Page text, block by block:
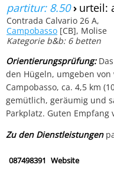
partitur: 8.50› urteil:
Contrada Calvario 26 A,
Campobasso [CB], Molise
Kategorie b&b: 6 betten
Orientierungsprüfung:
den Hügeln, umgeben
Campobasso, ca. 4,5 km
gemütlich, geräumig und
Parkplatz. Guten Empfang
Zu den Dienstleistungen
087498391 Website